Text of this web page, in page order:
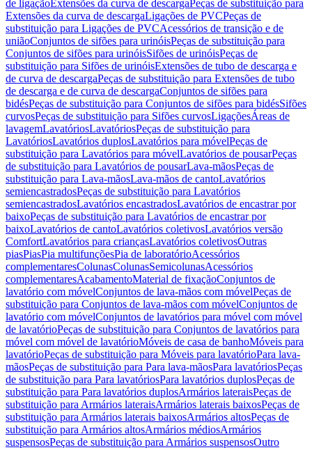
de ligaçãoExtensões da curva de descargaPeças de substituição para
Extensões da curva de descargaLigações de PVCPeças de
substituição para Ligações de PVCAcessórios de transição e de
uniãoConjuntos de sifões para urinóisPeças de substituição para
Conjuntos de sifões para urinóisSifões de urinóisPeças de
substituição para Sifões de urinóisExtensões de tubo de descarga e
de curva de descargaPeças de substituição para Extensões de tubo
de descarga e de curva de descargaConjuntos de sifões para
bidésPeças de substituição para Conjuntos de sifões para bidésSifões
curvosPeças de substituição para Sifões curvosLigaçõesÁreas de
lavagemLavatóriosLavatóriosPeças de substituição para
LavatóriosLavatórios duplosLavatórios para móvelPeças de
substituição para Lavatórios para móvelLavatórios de pousarPeças
de substituição para Lavatórios de pousarLava-mãosPeças de
substituição para Lava-mãosLava-mãos de cantoLavatórios
semiencastradosPeças de substituição para Lavatórios
semiencastradosLavatórios encastradosLavatórios de encastrar por
baixoPeças de substituição para Lavatórios de encastrar por
baixoLavatórios de cantoLavatórios coletivosLavatórios versão
ComfortLavatórios para criançasLavatórios coletivosOutras
piasPiasPia multifunçõesPia de laboratórioAcessórios
complementaresColunasColunasSemicolunasAcessórios
complementaresAcabamentoMaterial de fixaçãoConjuntos de
lavatório com móvelConjuntos de lava-mãos com móvelPeças de
substituição para Conjuntos de lava-mãos com móvelConjuntos de
lavatório com móvelConjuntos de lavatórios para móvel com móvel
de lavatórioPeças de substituição para Conjuntos de lavatórios para
móvel com móvel de lavatórioMóveis de casa de banhoMóveis para
lavatórioPeças de substituição para Móveis para lavatórioPara lava-
mãosPeças de substituição para Para lava-mãosPara lavatóriosPeças
de substituição para Para lavatóriosPara lavatórios duplosPeças de
substituição para Para lavatórios duplosArmários lateraisPeças de
substituição para Armários lateraisArmários laterais baixosPeças de
substituição para Armários laterais baixosArmários altosPeças de
substituição para Armários altosArmários médiosArmários
suspensosPeças de substituição para Armários suspensosOutro